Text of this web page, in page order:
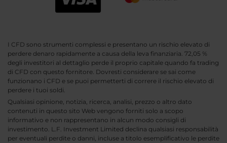
I CFD sono strumenti complessi e presentano un rischio elevato di
perdere denaro rapidamente a causa della leva finanziaria. 72,05 %
degli investitori al dettaglio perde il proprio capitale quando fa trading
di CFD con questo fornitore. Dovresti considerare se sai come
funzionano i CFD e se puoi permetterti di correre il rischio elevato di
perdere i tuoi soldi.
Qualsiasi opinione, notizia, ricerca, analisi, prezzo o altro dato
contenuti in questo sito Web vengono forniti solo a scopo
informativo e non rappresentano in alcun modo consigli di
investimento. L.F. Investment Limited declina qualsiasi responsabilità
per eventuali perdite o danni, incluse a titolo esemplificativo le perdite